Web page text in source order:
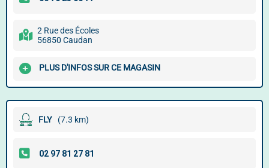
2 Rue des Écoles
56850 Caudan
PLUS D'INFOS SUR CE MAGASIN
FLY (7.3 km)